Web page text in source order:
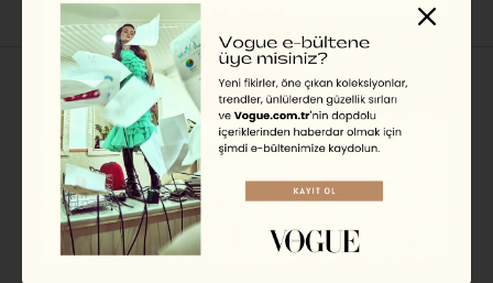
İlgili Başlıklar
GÜNDEM
Dijital Çağda İlham Vermek:
Görünürlük, Gizemi Nasıl Yok
Ediyor?
AYKUN TAŞDÖNER